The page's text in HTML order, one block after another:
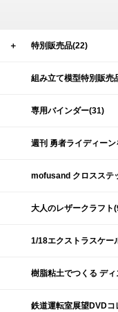
＋ 特別販売品(22)
組み立て模型特別販売
専用バインダー(31)
週刊 勇者ライディー
mofusand クロスステ
大人のレザークラフト
1/18エクストラスケー
樹脂粘土でつくる デ
鉄道運転室展望DVDコ